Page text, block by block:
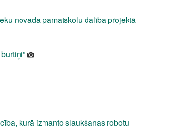
novada pamatskolu dalība projektā
kurā izmanto slaukšanas robotu